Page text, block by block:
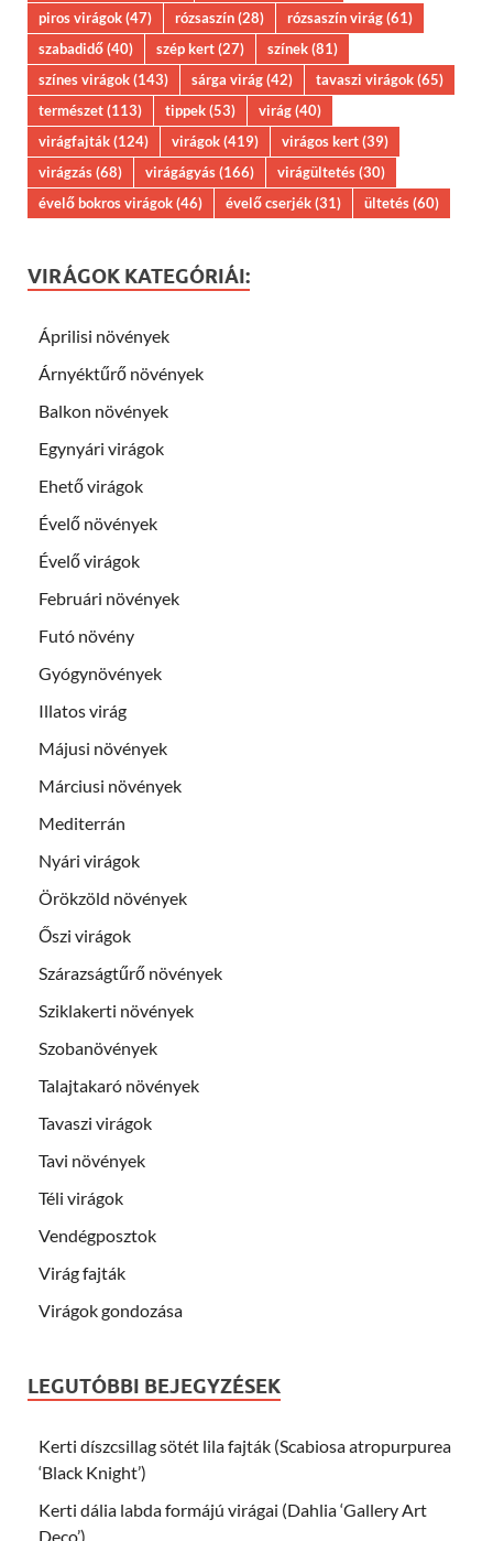
piros virágok(47) rózsaszín(28) rózsaszín virág(61)
szabadidő(40) szép kert(27) színek(81)
színes virágok(143) sárga virág(42) tavaszi virágok(65)
természet(113) tippek(53) virág(40)
virágfajták(124) virágok(419) virágos kert(39)
virágzás(68) virágágyás(166) virágültetés(30)
évelő bokros virágok(46) évelő cserjék(31) ültetés(60)
VIRÁGOK KATEGÓRIÁI:
Áprilisi növények
Árnyéktűrő növények
Balkon növények
Egynyári virágok
Ehető virágok
Évelő növények
Évelő virágok
Februári növények
Futó növény
Gyógynövények
Illatos virág
Májusi növények
Márciusi növények
Mediterrán
Nyári virágok
Örökzöld növények
Őszi virágok
Szárazságtűrő növények
Sziklakerti növények
Szobanövények
Talajtakaró növények
Tavaszi virágok
Tavi növények
Téli virágok
Vendégposztok
Virág fajták
Virágok gondozása
LEGUTÓBBI BEJEGYZÉSEK
Kerti díszcsillag sötét lila fajták (Scabiosa atropurpurea
‘Black Knight’)
Kerti dália labda formájú virágai (Dahlia ‘Gallery Art
Deco’)